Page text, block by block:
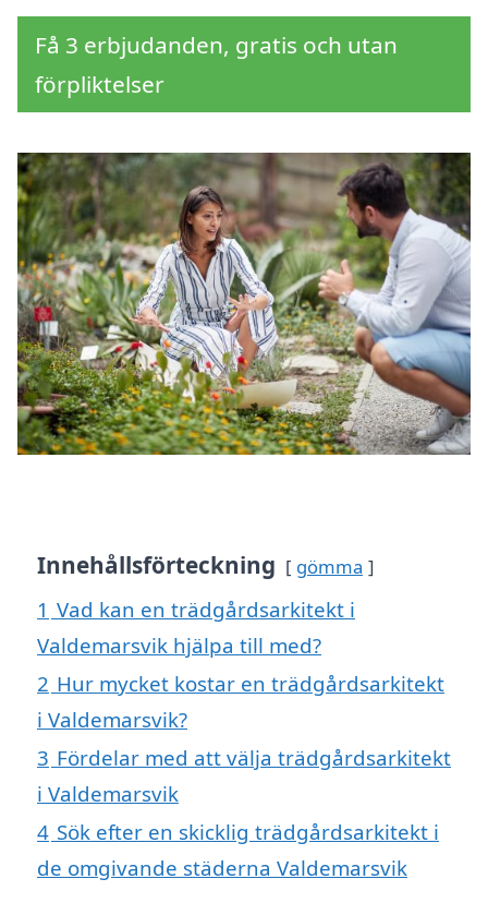
Få 3 erbjudanden, gratis och utan
förpliktelser
Innehållsförteckning gömma
1 Vad kan en trädgårdsarkitekt i
Valdemarsvik hjälpa till med?
2 Hur mycket kostar en trädgårdsarkitekt
i Valdemarsvik?
3 Fördelar med att välja trädgårdsarkitekt
i Valdemarsvik
4 Sök efter en skicklig trädgårdsarkitekt i
de omgivande städerna Valdemarsvik